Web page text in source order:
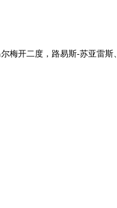
梅开二度，路易斯-苏亚雷